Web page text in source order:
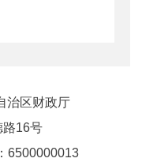
人资格的
，国家
治区财政厅
路16号
6500000013